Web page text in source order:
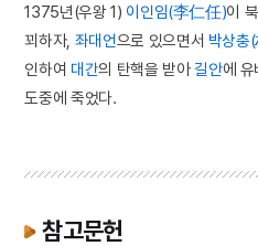
1375년(우왕 1) 이인임(李仁任)이
꾀하자, 좌대언으로 있으면서 박상충
인하여 대간의 탄핵을 받아길안에 유
도중에 죽었다.
참고문헌